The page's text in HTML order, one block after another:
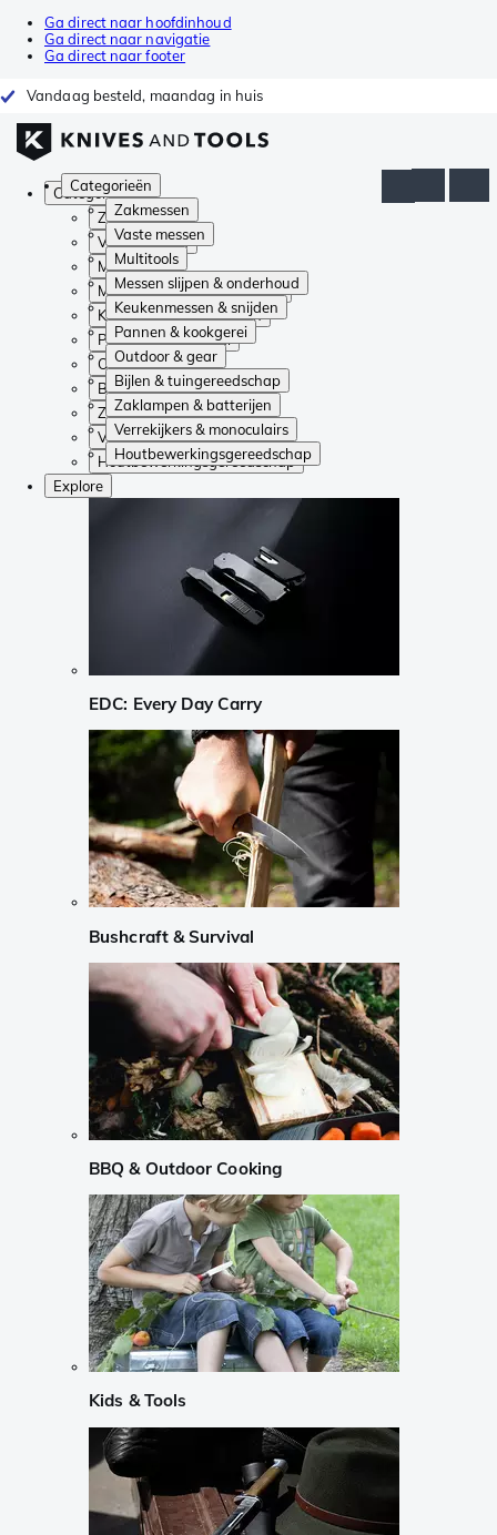
Ga direct naar hoofdinhoud
Ga direct naar navigatie
Ga direct naar footer
Vandaag besteld, maandag in huis
Categorieën
Zakmessen
Vaste messen
Multitools
Messen slijpen & onderhoud
Keukenmessen & snijden
Pannen & kookgerei
Outdoor & gear
Bijlen & tuingereedschap
Zaklampen & batterijen
Verrekijkers & monoculairs
Houtbewerkingsgereedschap
Categorieën
Zakmessen
Vaste messen
Multitools
Messen slijpen & onderhoud
Keukenmessen & snijden
Pannen & kookgerei
Outdoor & gear
Bijlen & tuingereedschap
Zaklampen & batterijen
Verrekijkers & monoculairs
Houtbewerkingsgereedschap
Explore
EDC: Every Day Carry
Bushcraft & Survival
BBQ & Outdoor Cooking
Kids & Tools